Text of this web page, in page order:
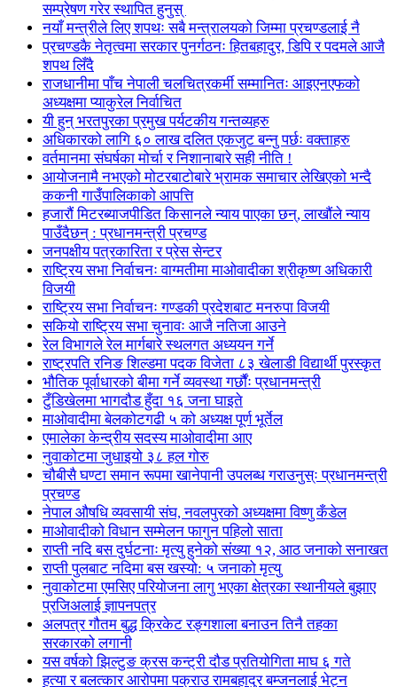
सम्प्रेषण गरेर स्थापित हुनुस्
नयाँ मन्त्रीले लिए शपथः सबै मन्त्रालयको जिम्मा प्रचण्डलाई नै
प्रचण्डकै नेतृत्वमा सरकार पुनर्गठनः हितबहादुर, डिपि र पदमले आजै
शपथ लिँदै
राजधानीमा पाँच नेपाली चलचित्रकर्मी सम्मानितः आइएनएफको
अध्यक्षमा प्याकुरेल निर्वाचित
यी हुन् भरतपुरका प्रमुख पर्यटकीय गन्तव्यहरु
अधिकारको लागि ६० लाख दलित एकजुट बन्नु पर्छः वक्ताहरु
वर्तमानमा संघर्षका मोर्चा र निशानाबारे सही नीति !
आयोजनामै नभएको मोटरबाटोबारे भ्रामक समाचार लेखिएको भन्दै
ककनी गाउँपालिकाको आपत्ति
हजारौं मिटरब्याजपीडित किसानले न्याय पाएका छन्, लाखौंले न्याय
पाउँदैछन् : प्रधानमन्त्री प्रचण्ड
जनपक्षीय पत्रकारिता र प्रेस सेन्टर
राष्ट्रिय सभा निर्वाचनः वाग्मतीमा माओवादीका श्रीकृष्ण अधिकारी
विजयी
राष्ट्रिय सभा निर्वाचनः गण्डकी प्रदेशबाट मनरुपा विजयी
सकियो राष्ट्रिय सभा चुनावः आजै नतिजा आउने
रेल विभागले रेल मार्गबारे स्थलगत अध्ययन गर्ने
राष्ट्रपति रनिङ शिल्डमा पदक विजेता ८३ खेलाडी विद्यार्थी पुरस्कृत
भौतिक पूर्वाधारको बीमा गर्ने व्यवस्था गर्छौंः प्रधानमन्त्री
टुँडिखेलमा भागदौड हुँदा १६ जना घाइते
माओवादीमा बेलकोटगढी ५ को अध्यक्ष पूर्ण भूर्तेल
एमालेका केन्द्रीय सदस्य माओ‌वादीमा आए
नुवाकोटमा जुधाइयो ३८ हल गोरु
चौबीसै घण्टा समान रूपमा खानेपानी उपलब्ध गराउनुस्ः प्रधानमन्त्री
प्रचण्ड
नेपाल औषधि व्यवसायी संघ, नवलपुरको अध्यक्षमा विष्णु कँडेल
माओवादीको विधान सम्मेलन फागुन पहिलो साता
राप्ती नदि बस दुर्घटनाः मृत्यु हुनेको संख्या १२, आठ जनाको सनाखत
राप्ती पुलबाट नदिमा बस खस्यो: ५ जनाको मृत्यु
नुवाकोटमा एमसिए परियोजना लागु भएका क्षेत्रका स्थानीयले बुझाए
प्रजिअलाई ज्ञापनपत्र
अलपत्र गौतम बुद्ध क्रिकेट रङ्गशाला बनाउन तिनै तहका
सरकारको लगानी
यस वर्षको झिल्टुङ क्रस कन्ट्री दौड प्रतियोगिता माघ ६ गते
हत्या र बलत्कार आरोपमा पक्राउ रामबहादुर बम्जनलाई भेट्न